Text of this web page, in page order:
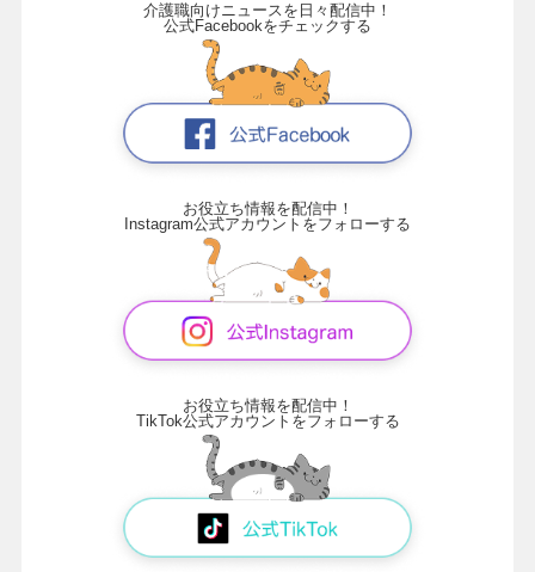
介護職向けニュースを日々配信中！
公式Facebookをチェックする
お役立ち情報を配信中！
Instagram公式アカウントをフォローする
お役立ち情報を配信中！
TikTok公式アカウントをフォローする